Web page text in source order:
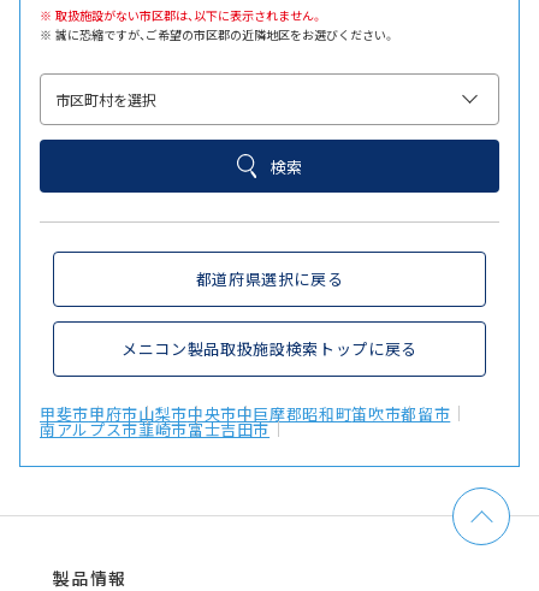
取扱施設がない市区郡は、以下に表示されません。
誠に恐縮ですが、ご希望の市区郡の近隣地区をお選びください。
検索
都道府県選択に戻る
メニコン製品取扱施設検索トップに戻る
甲斐市甲府市山梨市中央市中巨摩郡昭和町笛吹市都留市
南アルプス市韮崎市富士吉田市
製品情報